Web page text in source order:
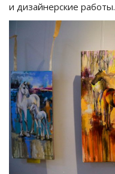
и дизайнерские работы.